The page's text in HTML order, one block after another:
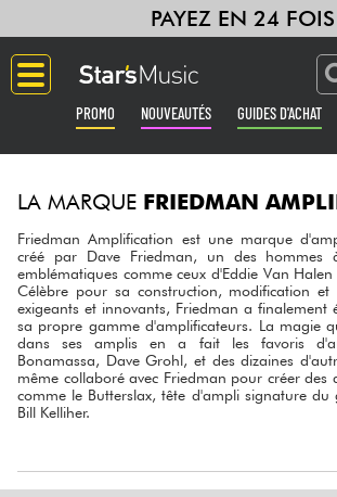
PAYEZ EN 24 FOIS
PROMO NOUVEAUTÉS GUIDES D'ACHAT
Amplis & Effets
Claviers & Pianos
Synthés & Sampleurs
LA MARQUE FRIEDMAN
Friedman Amplification est une marque
créé par Dave Friedman, un des hommes
emblématiques comme ceux d'Eddie Van Halen
Célèbre pour sa construction, modification et
exigeants et innovants, Friedman a finalement
sa propre gamme d'amplificateurs. La magie
dans ses amplis en a fait les favoris
Bonamassa, Dave Grohl, et des dizaines
même collaboré avec Friedman pour créer des
comme le Butterslax, tête d'ampli signature du
Bill Kelliher.